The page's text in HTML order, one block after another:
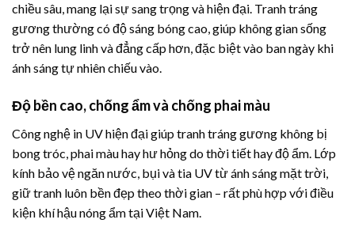
chiều sâu, mang lại sự sang trọng và hiện đại. Tranh tráng
gương thường có độ sáng bóng cao, giúp không gian sống
trở nên lung linh và đẳng cấp hơn, đặc biệt vào ban ngày khi
ánh sáng tự nhiên chiếu vào.
Độ bền cao, chống ẩm và chống phai màu
Công nghệ in UV hiện đại giúp tranh tráng gương không bị
bong tróc, phai màu hay hư hỏng do thời tiết hay độ ẩm. Lớp
kính bảo vệ ngăn nước, bụi và tia UV từ ánh sáng mặt trời,
giữ tranh luôn bền đẹp theo thời gian – rất phù hợp với điều
kiện khí hậu nóng ẩm tại Việt Nam.